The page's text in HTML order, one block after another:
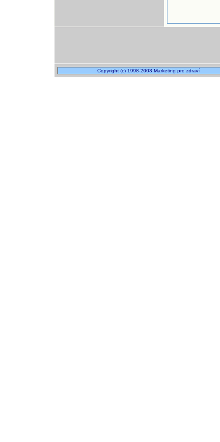
Copyright (c) 1998-2003 Marketing pro zdraví